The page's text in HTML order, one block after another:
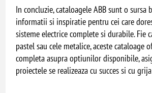
In concluzie, cataloagele ABB sunt o sursa
informatii si inspiratie pentru cei care
sisteme electrice complete si durabile. Fie
pastel sau cele metalice, aceste cataloage
completa asupra optiunilor disponibile,
proiectele se realizeaza cu succes si cu